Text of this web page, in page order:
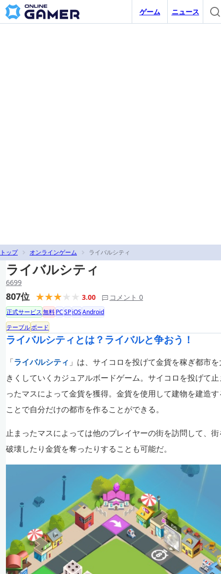
ゲーム ニュース
トップ オンラインゲーム ライバルシティ
ライバルシティ
6699
807位 3.00 コメント 0
正式サービス無料PCSPiOSAndroid
テーブルボード
ライバルシティとは？ライバルと争おう！
「ライバルシティ 」は、サイコロを投げて金貨を稼ぎ都市
きくしていくカジュアルボードゲーム。サイコロを投げて止
ったマスによって金貨を獲得。金貨を使用して建物を建造す
ことで自分だけの都市を作ることができる。
止まったマスによっては他のプレイヤーの街を訪問して、街
破壊したり金貨を奪ったりすることも可能だ。